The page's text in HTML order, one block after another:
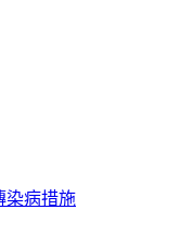
染病措施